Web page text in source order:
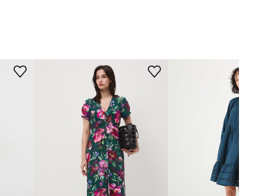
ROZMĚRY
Menší velikost
Doporučujeme zvolit si o číslo větší
velikost, než běžně nosíte.
Prohlédněte si rozměry produktu